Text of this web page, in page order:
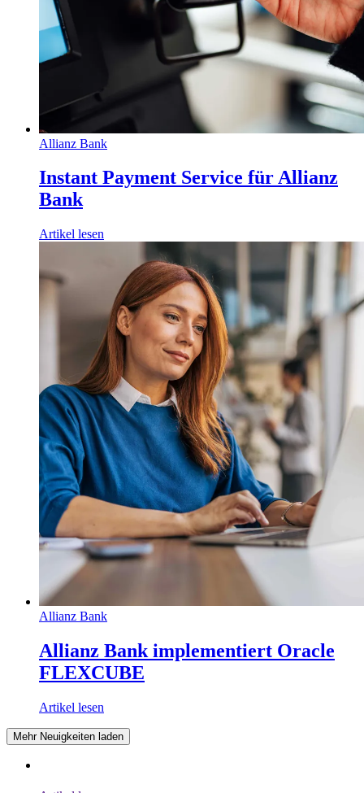
Allianz Bank
Instant Payment Service für Allianz
Bank
Artikel lesen
Allianz Bank
Allianz Bank implementiert Oracle
FLEXCUBE
Artikel lesen
Mehr Neuigkeiten laden